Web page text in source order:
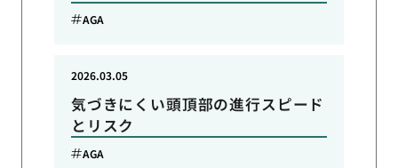
AGA
気づきにくい頭頂部の進行スピード
とリスク
2026.03.05
AGA